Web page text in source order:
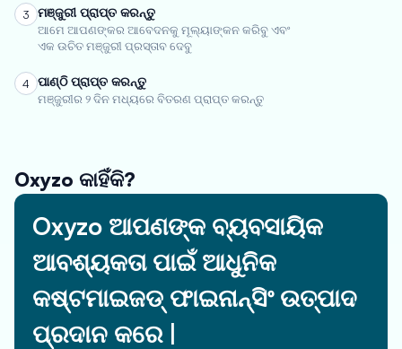
3 ମଞ୍ଜୁରୀ ପ୍ରାପ୍ତ କରନ୍ତୁ
ଆମେ ଆପଣଙ୍କର ଆବେଦନକୁ ମୂଲ୍ୟାଙ୍କନ କରିବୁ ଏବଂ
ଏକ ଉଚିତ ମଞ୍ଜୁରୀ ପ୍ରସ୍ତାବ ଦେବୁ
4 ପାଣ୍ଠି ପ୍ରାପ୍ତ କରନ୍ତୁ
ମଞ୍ଜୁରୀର ୨ ଦିନ ମଧ୍ୟରେ ବିତରଣ ପ୍ରାପ୍ତ କରନ୍ତୁ
Oxyzo କାହିଁକି?
Oxyzo ଆପଣଙ୍କ ବ୍ୟବସାୟିକ
ଆବଶ୍ୟକତା ପାଇଁ ଆଧୁନିକ
କଷ୍ଟମାଇଜଡ୍ ଫାଇନାନ୍ସିଂ ଉତ୍ପାଦ
ପ୍ରଦାନ କରେ |